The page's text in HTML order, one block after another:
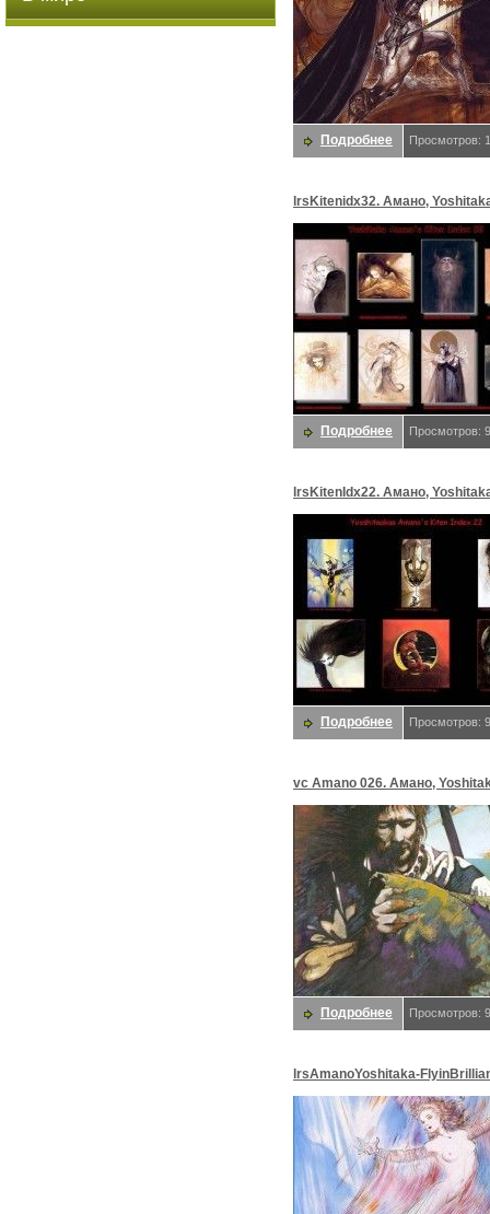
Подробнее Просмотров:
lrsKitenidx32. Амано,
Подробнее Просмотров:
lrsKitenIdx22. Амано,
Подробнее Просмотров:
vc Amano 026. Амано,
Подробнее Просмотров:
lrsAmanoYoshitaka-
Амано, Yoshitaka